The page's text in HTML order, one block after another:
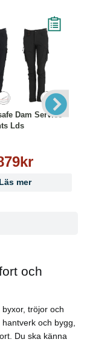
Dam Service
Lds
Läs mer
och
tröjor och
och bygg,
Du ska känna